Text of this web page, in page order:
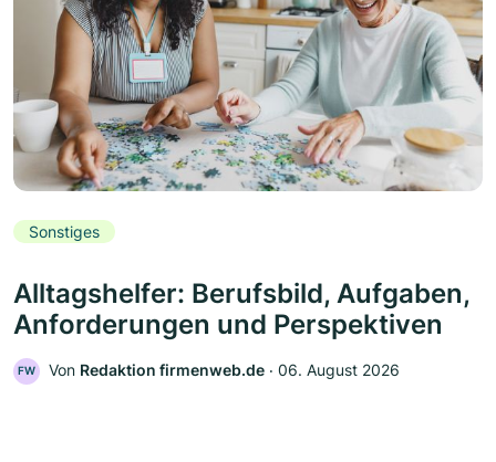
Sonstiges
Alltagshelfer: Berufsbild, Aufgaben,
Anforderungen und Perspektiven
FW Von Redaktion firmenweb.de ‧ 06. August 2026